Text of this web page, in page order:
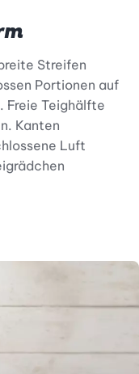
Streifen
Portionen auf
Freie Teighälfte
Kanten
Luft